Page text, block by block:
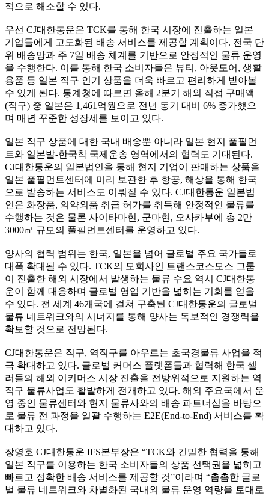
적으로 해소할 수 있다.
우선 CJ대한통운은 TCK를 통해 한국 시장에 진출하는 일본
기업들에게 고도화된 배송 서비스를 제공할 계획이다. 전국 단
위 배송망과 주 7일 배송 체계를 기반으로 안정적인 물류 운영
을 수행한다. 이를 통해 한국 소비자들은 뷰티, 아웃도어, 생활
용품 등 일본 직구 인기 상품을 더욱 빠르고 편리하게 받아볼
수 있게 된다. 통계청에 따르면 올해 2분기 해외 직접 구매액
(직구) 중 일본은 1,461억원으로 전년 동기 대비 6% 증가했으
며 매년 꾸준한 성장세를 보이고 있다.
일본 직구 상품에 대한 국내 배송뿐 아니라 일본 현지 풀필먼
트와 일본발-한국착 국제운송 영역에서의 협력도 기대된다.
CJ대한통운의 일본법인을 통해 현지 기업이 판매하는 상품을
일본 풀필먼트센터에 미리 보관한 후 항공, 해상을 통해 한국
으로 발송하는 서비스도 이뤄질 수 있다. CJ대한통운 일본법
인은 화장품, 의약외품 취급 허가를 취득해 안정적인 물류를
수행하는 것은 물론 사이타마현, 군마현, 오사카부에 총 2만
3000㎡ 규모의 풀필먼트센터를 운영하고 있다.
양사의 협력 범위는 한국, 일본을 넘어 글로벌 주요 국가들로
대폭 확대될 수 있다. TCK의 모회사인 트랜스코스모스 그룹
이 진출한 해외 시장에서 발생하는 물류 수요 역시 CJ대한통
운이 함께 대응하며 글로벌 영업 기반을 넓히는 기회를 얻을
수 있다. 전 세계 46개국에 걸쳐 구축된 CJ대한통운의 글로벌
물류 네트워크와의 시너지를 통해 양사는 독보적인 경쟁력을
확보할 것으로 전망된다.
CJ대한통운은 직구, 역직구를 아우르는 초국경물류 사업을 적
극 확대하고 있다. 글로벌 커머스 플랫폼들과 협력해 한국 셀
러들의 해외 이커머스 시장 진출을 전방위적으로 지원하는 역
직구 물류사업도 활발하게 전개하고 있다. 해외 주요국에서 운
영 중인 물류센터와 현지 물류사와의 배송 파트너십을 바탕으
로 물류 전 과정을 일괄 수행하는 E2E(End-to-End) 서비스를 확
대하고 있다.
장영호 CJ대한통운 IFS본부장은 “TCK와 긴밀한 협력을 통해
일본 직구를 이용하는 한국 소비자들의 상품 선택권을 넓히고
빠르고 정확한 배송 서비스를 제공할 것”이라며 “촘촘한 글로
벌 물류 네트워크와 차별화된 국내외 물류 운영 역량을 토대로